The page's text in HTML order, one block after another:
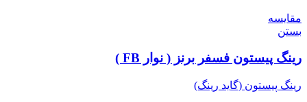
مقایسه
بستن
رینگ پیستون فسفر برنز ( نوار FB )
رینگ پیستون (گاید رینگ)